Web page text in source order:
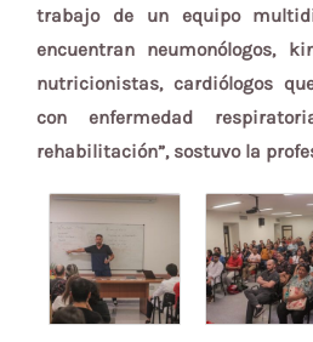
trabajo de un equipo
encuentran neumonólogos,
nutricionistas, cardiólogos
con enfermedad
rehabilitación”, sostuvo la